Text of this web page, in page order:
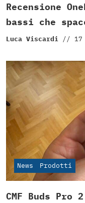
Recensione
bassi che
Luca Viscardi //
News Prodotti
CMF Buds